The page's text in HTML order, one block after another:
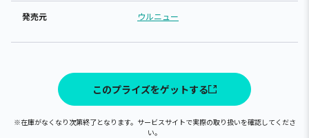
発売元 ウルニュー
このプライズをゲットする
※在庫がなくなり次第終了となります。サービスサイトで実際の取り扱いを確認してくださ
い。